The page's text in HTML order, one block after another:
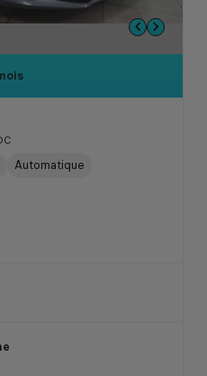
Automatique